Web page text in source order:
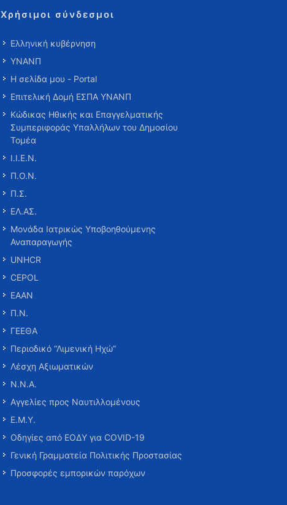
Χρήσιμοι σύνδεσμοι
Ελληνική κυβέρνηση
ΥΝΑΝΠ
Η σελίδα μου - Portal
Επιτελική Δομή ΕΣΠΑ ΥΝΑΝΠ
Κώδικας Ηθικής και Επαγγελματικής
Συμπεριφοράς Υπαλλήλων του Δημοσίου
Τομέα
Ι.Ι.Ε.Ν.
Π.Ο.Ν.
Π.Σ.
ΕΛ.ΑΣ.
Μονάδα Ιατρικώς Υποβοηθούμενης
Αναπαραγωγής
UNHCR
CEPOL
ΕΑΑΝ
Π.Ν.
ΓΕΕΘΑ
Περιοδικό “Λιμενική Ηχώ”
Λέσχη Αξιωματικών
Ν.Ν.Α.
Αγγελίες προς Ναυτιλλομένους
Ε.Μ.Υ.
Οδηγίες από ΕΟΔΥ για COVID-19
Γενική Γραμματεία Πολιτικής Προστασίας
Προσφορές εμπορικών παρόχων